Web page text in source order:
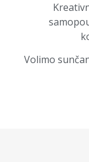
Volimo